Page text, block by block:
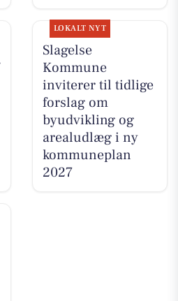
LOKALT NYT
Slagelse
Kommune
inviterer til tidlige
forslag om
byudvikling og
arealudlæg i ny
kommuneplan
2027